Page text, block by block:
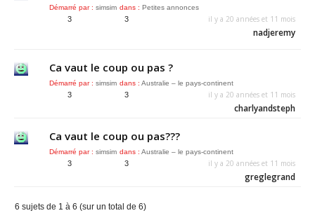
Démarré par : simsim dans : Petites annonces
3 3 il y a 20 années et 11 mois
nadjeremy
Ca vaut le coup ou pas ?
Démarré par : simsim dans : Australie – le pays-continent
3 3 il y a 20 années et 11 mois
charlyandsteph
Ca vaut le coup ou pas???
Démarré par : simsim dans : Australie – le pays-continent
3 3 il y a 20 années et 11 mois
greglegrand
6 sujets de 1 à 6 (sur un total de 6)